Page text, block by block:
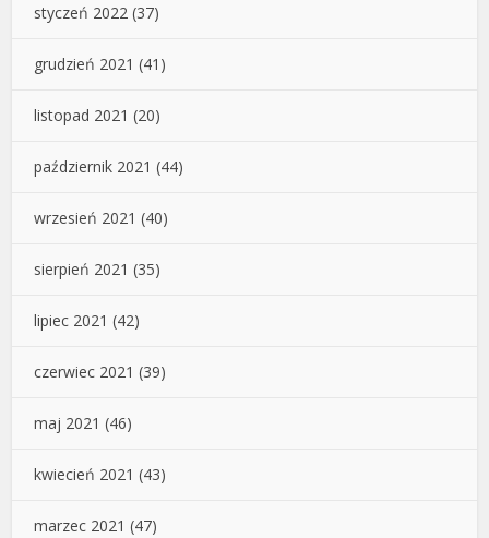
styczeń 2022 (37)
grudzień 2021 (41)
listopad 2021 (20)
październik 2021 (44)
wrzesień 2021 (40)
sierpień 2021 (35)
lipiec 2021 (42)
czerwiec 2021 (39)
maj 2021 (46)
kwiecień 2021 (43)
marzec 2021 (47)